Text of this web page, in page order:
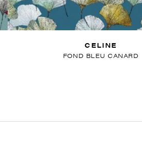
CELINE
FOND BLEU CANARD